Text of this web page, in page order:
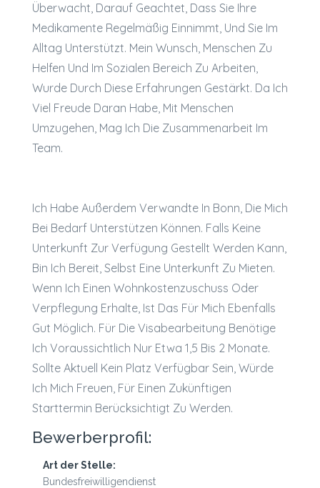
Überwacht, Darauf Geachtet, Dass Sie Ihre
Medikamente Regelmäßig Einnimmt, Und Sie Im
Alltag Unterstützt. Mein Wunsch, Menschen Zu
Helfen Und Im Sozialen Bereich Zu Arbeiten,
Wurde Durch Diese Erfahrungen Gestärkt. Da Ich
Viel Freude Daran Habe, Mit Menschen
Umzugehen, Mag Ich Die Zusammenarbeit Im
Team.
Ich Habe Außerdem Verwandte In Bonn, Die Mich
Bei Bedarf Unterstützen Können. Falls Keine
Unterkunft Zur Verfügung Gestellt Werden Kann,
Bin Ich Bereit, Selbst Eine Unterkunft Zu Mieten.
Wenn Ich Einen Wohnkostenzuschuss Oder
Verpflegung Erhalte, Ist Das Für Mich Ebenfalls
Gut Möglich. Für Die Visabearbeitung Benötige
Ich Voraussichtlich Nur Etwa 1,5 Bis 2 Monate.
Sollte Aktuell Kein Platz Verfügbar Sein, Würde
Ich Mich Freuen, Für Einen Zukünftigen
Starttermin Berücksichtigt Zu Werden.
Bewerberprofil:
Art der Stelle:
Bundesfreiwilligendienst